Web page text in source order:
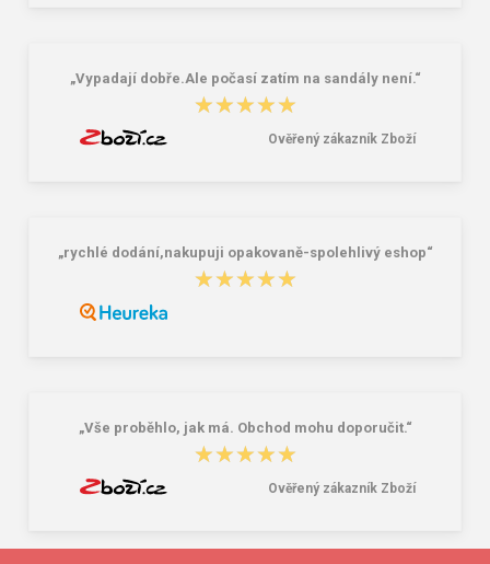
„Vypadají dobře.Ale počasí zatím na sandály není.“
★★★★★
★★★★★
Ověřený zákazník Zboží
„rychlé dodání,nakupuji opakovaně-spolehlivý eshop“
★★★★★
★★★★★
„Vše proběhlo, jak má. Obchod mohu doporučit.“
★★★★★
★★★★★
Ověřený zákazník Zboží